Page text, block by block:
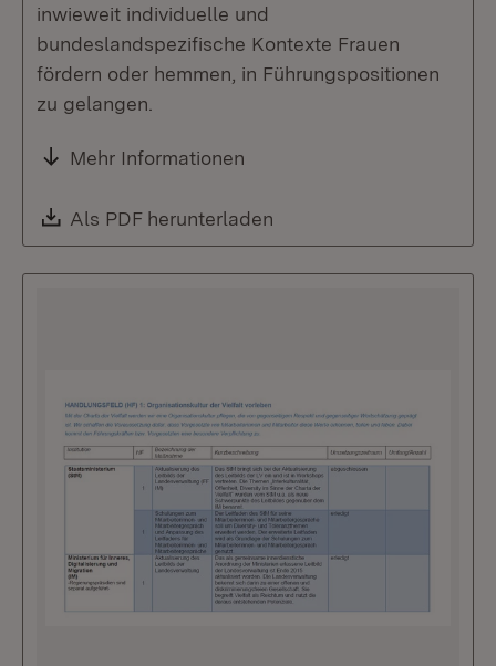
inwieweit individuelle und
bundeslandspezifische Kontexte Frauen
fördern oder hemmen, in Führungspositionen
zu gelangen.
Mehr Informationen
Download:
Als PDF herunterladen